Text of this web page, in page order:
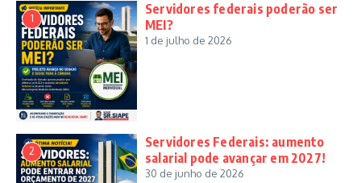
1
Servidores federais poderão ser
MEI?
1 de julho de 2026
2
Servidores Federais: aumento
salarial pode avançar em 2027!
30 de junho de 2026